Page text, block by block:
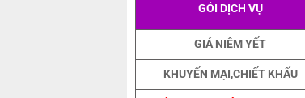
GÓI DỊCH VỤ
GIÁ NIÊM YẾT
KHUYẾN MẠI,CHIẾT KHẤU